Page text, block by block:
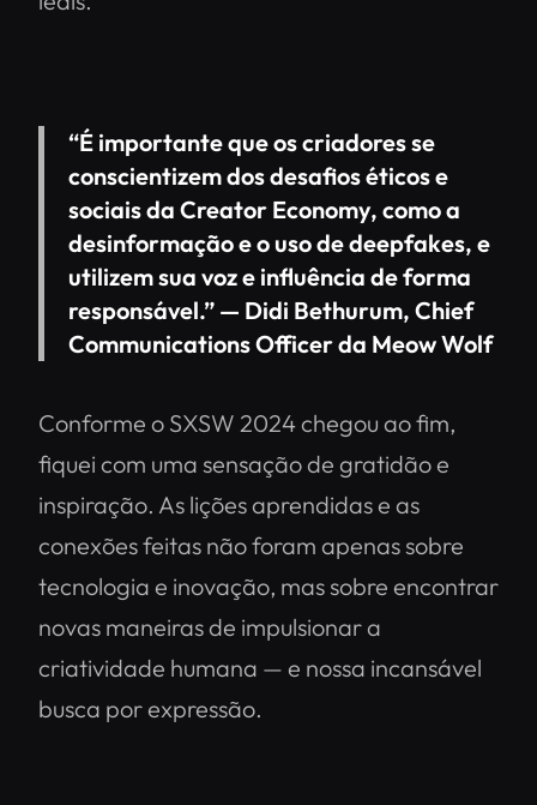
“É importante que os criadores se
conscientizem dos desafios éticos e
sociais da Creator Economy, como a
desinformação e o uso de deepfakes, e
utilizem sua voz e influência de forma
responsável.” — Didi Bethurum, Chief
Communications Officer da Meow Wolf
Conforme o SXSW 2024 chegou ao fim,
fiquei com uma sensação de gratidão e
inspiração. As lições aprendidas e as
conexões feitas não foram apenas sobre
tecnologia e inovação, mas sobre encontrar
novas maneiras de impulsionar a
criatividade humana — e nossa incansável
busca por expressão.